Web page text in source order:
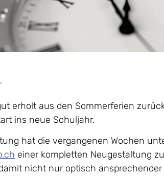
erholt aus den Sommerferien
ins neue Schuljahr.
hat die vergangenen Wochen
einer kompletten Neugestaltung
nicht nur optisch